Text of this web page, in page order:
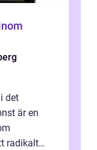
det
är en
radikalt